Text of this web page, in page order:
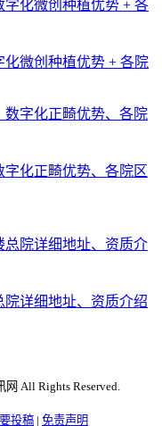
微创种植优势 + 各院
化正畸优势、各院区
详细地址、资质介绍
网 All Rights Reserved.
投稿 | 免责声明